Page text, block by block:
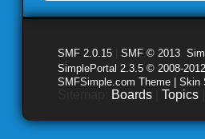
SMF 2.0.15 SMF © 2013
SimplePortal 2.3.5 © 2008-
SMFSimple.com Theme | Skin
Boards Topics